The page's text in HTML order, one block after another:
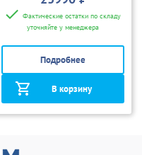
Фактические остатки по складу
уточняйте у менеджера
Подробнее
В корзину